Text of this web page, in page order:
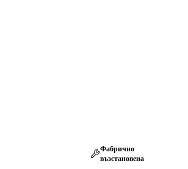
Фабрично
възстановена